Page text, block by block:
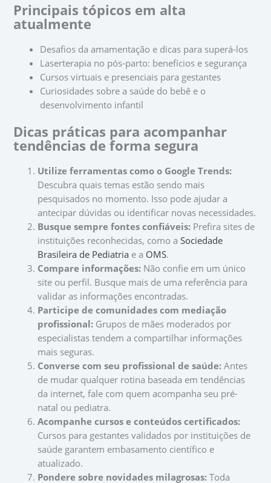
Principais tópicos em alta
atualmente
Desafios da amamentação e dicas para superá-los
Laserterapia no pós-parto: benefícios e segurança
Cursos virtuais e presenciais para gestantes
Curiosidades sobre a saúde do bebê e o
desenvolvimento infantil
Dicas práticas para acompanhar
tendências de forma segura
Utilize ferramentas como o Google Trends:
Descubra quais temas estão sendo mais
pesquisados no momento. Isso pode ajudar a
antecipar dúvidas ou identificar novas necessidades.
Busque sempre fontes confiáveis: Prefira sites de
instituições reconhecidas, como aSociedade
Brasileira de Pediatria e a OMS.
Compare informações: Não confie em um único
site ou perfil. Busque mais de uma referência para
validar as informações encontradas.
Participe de comunidades com mediação
profissional: Grupos de mães moderados por
especialistas tendem a compartilhar informações
mais seguras.
Converse com seu profissional de saúde: Antes
de mudar qualquer rotina baseada em tendências
da internet, fale com quem acompanha seu pré-
natal ou pediatra.
Acompanhe cursos e conteúdos certificados:
Cursos para gestantes validados por instituições de
saúde garantem embasamento científico e
atualizado.
Pondere sobre novidades milagrosas: Toda